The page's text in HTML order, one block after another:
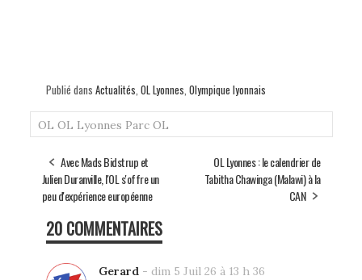
Publié dans Actualités, OL Lyonnes, Olympique lyonnais
OL OL Lyonnes Parc OL
Avec Mads Bidstrup et
Julien Duranville, l'OL s'offre un
peu d'expérience européenne
OL Lyonnes : le calendrier de
Tabitha Chawinga (Malawi) à la
CAN
20 COMMENTAIRES
Gerard- dim 5 Juil 26 à 13 h 36